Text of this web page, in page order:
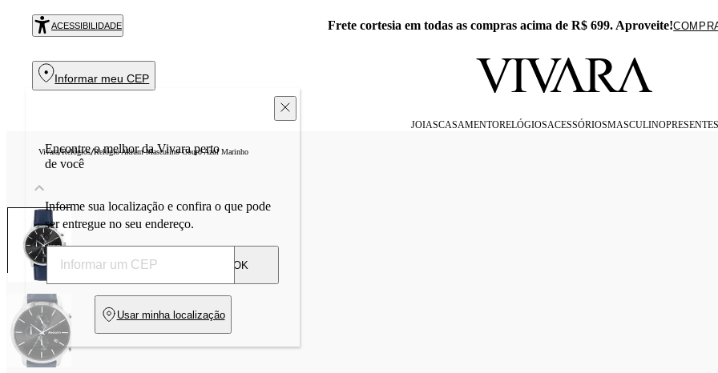
ACESSIBILIDADE Exclusivo no APP: 15% Off na primeira compra com o cupom
Informar meu CEP
JOIASCASAMENTORELÓGIOSACESSÓRIOSMASCULINOPRESENTES
Vivara/Relógios/Relógio Akium Masculino Couro Azul Marinho
Encontre o melhor da Vivara perto
de você
Informe sua localização e confira o que pode
ser entregue no seu endereço.
OK
Usar minha localização